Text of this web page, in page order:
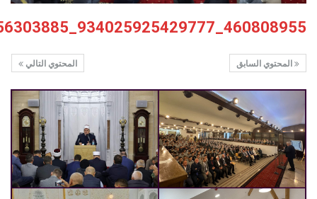
460808955_934025925429777_7478692019756303885_n
المحتوي التالي المحتوي السابق